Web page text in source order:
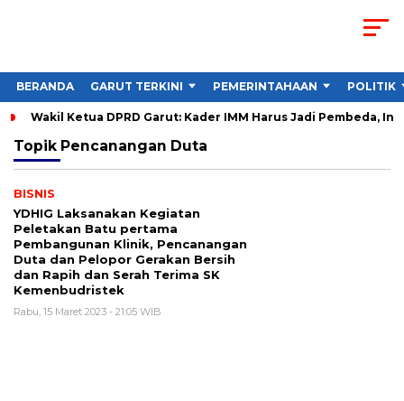
BERANDA GARUT TERKINI PEMERINTAHAAN POLITIK
Wakil Ketua DPRD Garut: Kader IMM Harus Jadi Pembeda, Ini
Topik Pencanangan Duta
BISNIS
YDHIG Laksanakan Kegiatan
Peletakan Batu pertama
Pembangunan Klinik, Pencanangan
Duta dan Pelopor Gerakan Bersih
dan Rapih dan Serah Terima SK
Kemenbudristek
Rabu, 15 Maret 2023 - 21:05 WIB